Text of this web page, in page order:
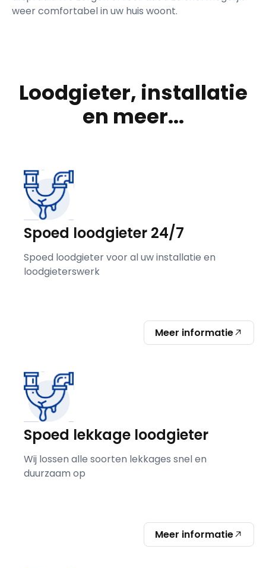
weer comfortabel in uw huis woont.
Loodgieter, installatie
en meer...
Spoed loodgieter 24/7
Spoed loodgieter voor al uw installatie en
loodgieterswerk
Meer informatie
Spoed lekkage loodgieter
Wij lossen alle soorten lekkages snel en
duurzaam op
Meer informatie